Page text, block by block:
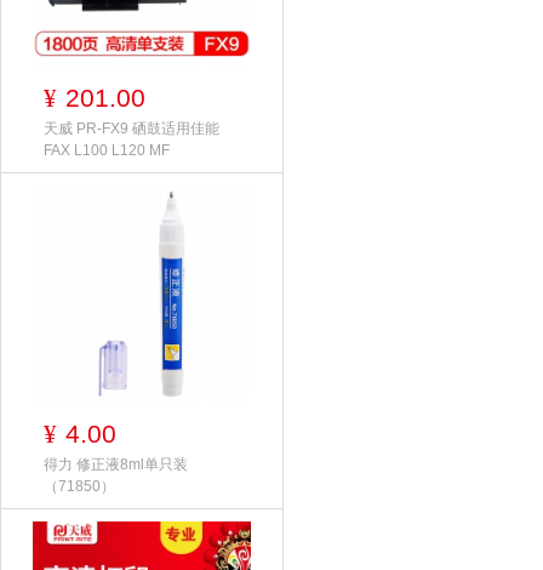
¥ 201.00
天威 PR-FX9 硒鼓适用佳能
FAX L100 L120 MF
¥ 4.00
得力 修正液8ml单只装
（71850）